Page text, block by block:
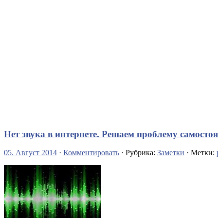
Нет звука в интернете. Решаем проблему
05. Август 2014 · Комментировать · Рубрика: Заметки · Метки: